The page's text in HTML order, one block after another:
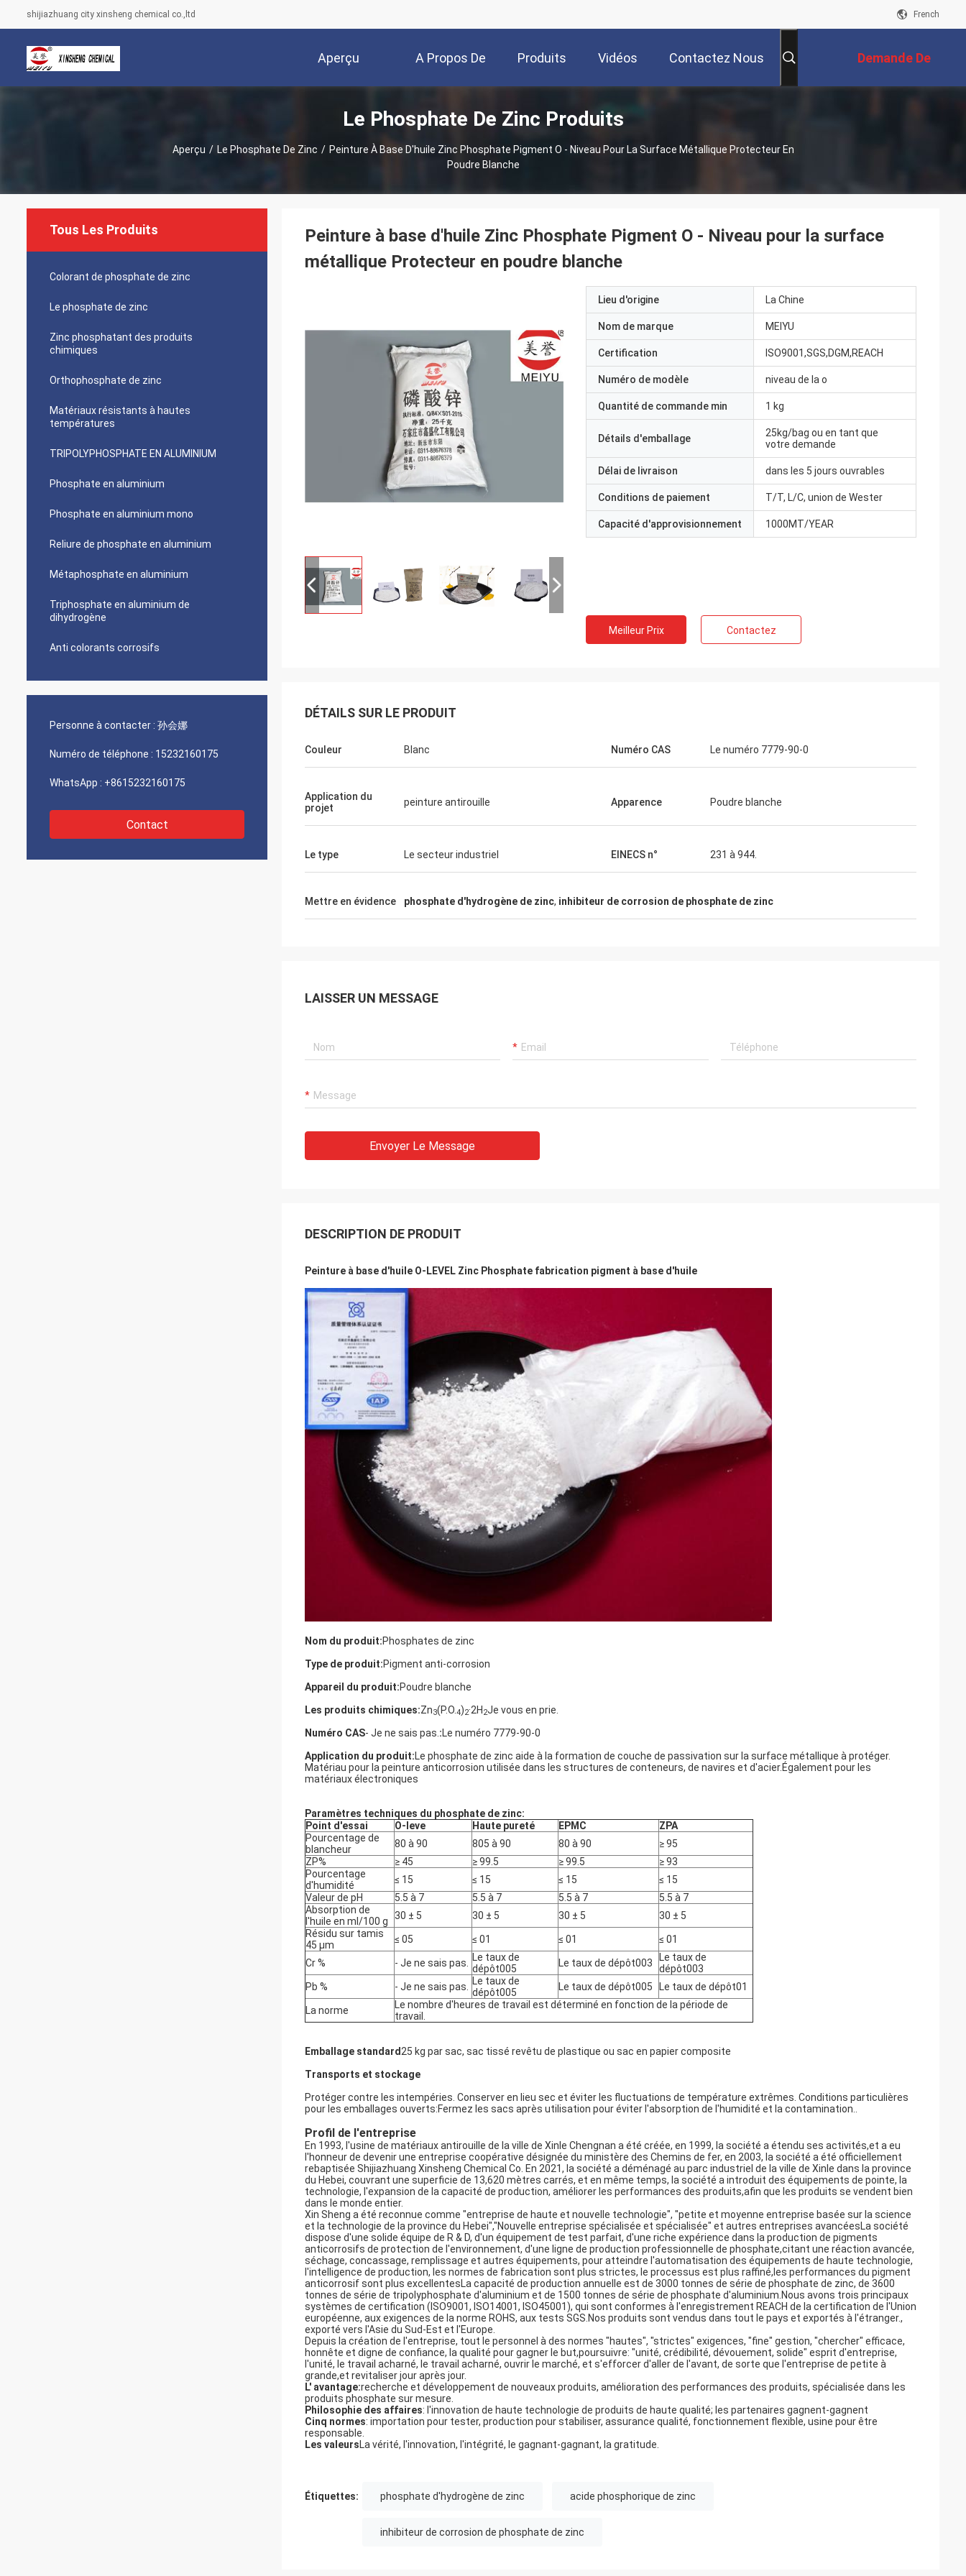
shijiazhuang city xinsheng chemical co.,ltd French
Aperçu A Propos De
Nous
Produits Vidéos Contactez Nous Demande De
Soumission
Le Phosphate De Zinc Produits
Aperçu / Le Phosphate De Zinc / Peinture À Base D'huile Zinc Phosphate Pigment O - Niveau Pour La Surface Métallique Protecteur En
Poudre Blanche
Tous Les Produits
Colorant de phosphate de zinc
Le phosphate de zinc
Zinc phosphatant des produits
chimiques
Orthophosphate de zinc
Matériaux résistants à hautes
températures
TRIPOLYPHOSPHATE EN ALUMINIUM
Phosphate en aluminium
Phosphate en aluminium mono
Reliure de phosphate en aluminium
Métaphosphate en aluminium
Triphosphate en aluminium de
dihydrogène
Anti colorants corrosifs
Personne à contacter : 孙会娜
Numéro de téléphone : 15232160175
WhatsApp : +8615232160175
Contact
Peinture à base d'huile Zinc Phosphate Pigment O - Niveau pour la surface
métallique Protecteur en poudre blanche
Lieu d'origine La Chine
Nom de marque MEIYU
Certification ISO9001,SGS,DGM,REACH
Numéro de modèle niveau de la o
Quantité de commande min 1 kg
Détails d'emballage
25kg/bag ou en tant que
votre demande
Délai de livraison dans les 5 jours ouvrables
Conditions de paiement T/T, L/C, union de Wester
Capacité d'approvisionnement 1000MT/YEAR
Meilleur Prix Contactez
DÉTAILS SUR LE PRODUIT
Couleur Blanc Numéro CAS Le numéro 7779-90-0
Application du
projet
peinture antirouille Apparence Poudre blanche
Le type Le secteur industriel EINECS n° 231 à 944.
Mettre en évidence phosphate d'hydrogène de zinc, inhibiteur de corrosion de phosphate de zinc
LAISSER UN MESSAGE
Envoyer Le Message
DESCRIPTION DE PRODUIT
Peinture à base d'huile O-LEVEL Zinc Phosphate fabrication pigment à base d'huile
Nom du produit:Phosphates de zinc
Type de produit:Pigment anti-corrosion
Appareil du produit:Poudre blanche
Les produits chimiques:Zn3(P.O. 4)2·2H2Je vous en prie.
Numéro CAS- Je ne sais pas. :Le numéro 7779-90-0
Application du produit:Le phosphate de zinc aide à la formation de couche de passivation sur la surface métallique à protéger.
Matériau pour la peinture anticorrosion utilisée dans les structures de conteneurs, de navires et d'acier.Également pour les
matériaux électroniques
Paramètres techniques du phosphate de zinc:
Point d'essai
O-leve Haute pureté EPMC
ZPA
Pourcentage de
blancheur
80 à 90 805 à 90 80 à 90
≥ 95
ZP%
≥ 45 ≥ 99.5 ≥ 99.5
≥ 93
Pourcentage
d'humidité
≤ 15 ≤ 15 ≤ 15
≤ 15
Valeur de pH
5.5 à 7 5.5 à 7 5.5 à 7
5.5 à 7
Absorption de
l'huile en ml/100 g
30 ± 5 30 ± 5 30 ± 5
30 ± 5
Résidu sur tamis
45 μm
≤ 05 ≤ 01 ≤ 01 ≤ 01
Cr % - Je ne sais pas. Le taux de
dépôt005
Le taux de dépôt003
Le taux de
dépôt003
Pb %
- Je ne sais pas. Le taux de
dépôt005
Le taux de dépôt005 Le taux de dépôt01
La norme
Le nombre d'heures de travail est déterminé en fonction de la période de
travail.
Emballage standard25 kg par sac, sac tissé revêtu de plastique ou sac en papier composite
Transports et stockage
Protéger contre les intempéries. Conserver en lieu sec et éviter les fluctuations de température extrêmes. Conditions particulières
pour les emballages ouverts:Fermez les sacs après utilisation pour éviter l'absorption de l'humidité et la contamination..
Profil de l'entreprise
En 1993, l'usine de matériaux antirouille de la ville de Xinle Chengnan a été créée, en 1999, la société a étendu ses activités,et a eu
l'honneur de devenir une entreprise coopérative désignée du ministère des Chemins de fer, en 2003, la société a été officiellement
rebaptisée Shijiazhuang Xinsheng Chemical Co. En 2021, la société a déménagé au parc industriel de la ville de Xinle dans la province
du Hebei, couvrant une superficie de 13,620 mètres carrés, et en même temps, la société a introduit des équipements de pointe, la
technologie, l'expansion de la capacité de production, améliorer les performances des produits,afin que les produits se vendent bien
dans le monde entier.
Xin Sheng a été reconnue comme "entreprise de haute et nouvelle technologie", "petite et moyenne entreprise basée sur la science
et la technologie de la province du Hebei","Nouvelle entreprise spécialisée et spécialisée" et autres entreprises avancéesLa société
dispose d'une solide équipe de R & D, d'un équipement de test parfait, d'une riche expérience dans la production de pigments
anticorrosifs de protection de l'environnement, d'une ligne de production professionnelle de phosphate,citant une réaction avancée,
séchage, concassage, remplissage et autres équipements, pour atteindre l'automatisation des équipements de haute technologie,
l'intelligence de production, les normes de fabrication sont plus strictes, le processus est plus raffiné,les performances du pigment
anticorrosif sont plus excellentesLa capacité de production annuelle est de 3000 tonnes de série de phosphate de zinc, de 3600
tonnes de série de tripolyphosphate d'aluminium et de 1500 tonnes de série de phosphate d'aluminium.Nous avons trois principaux
systèmes de certification (ISO9001, ISO14001, ISO45001), qui sont conformes à l'enregistrement REACH de la certification de l'Union
européenne, aux exigences de la norme ROHS, aux tests SGS.Nos produits sont vendus dans tout le pays et exportés à l'étranger.,
exporté vers l'Asie du Sud-Est et l'Europe.
Depuis la création de l'entreprise, tout le personnel à des normes "hautes", "strictes" exigences, "fine" gestion, "chercher" efficace,
honnête et digne de confiance, la qualité pour gagner le but,poursuivre: "unité, crédibilité, dévouement, solide" esprit d'entreprise,
l'unité, le travail acharné, le travail acharné, ouvrir le marché, et s'efforcer d'aller de l'avant, de sorte que l'entreprise de petite à
grande,et revitaliser jour après jour.
L' avantage:recherche et développement de nouveaux produits, amélioration des performances des produits, spécialisée dans les
produits phosphate sur mesure.
Philosophie des affaires: l'innovation de haute technologie de produits de haute qualité; les partenaires gagnent-gagnent
Cinq normes: importation pour tester, production pour stabiliser, assurance qualité, fonctionnement flexible, usine pour être
responsable.
Les valeursLa vérité, l'innovation, l'intégrité, le gagnant-gagnant, la gratitude.
Étiquettes: phosphate d'hydrogène de zinc acide phosphorique de zinc
inhibiteur de corrosion de phosphate de zinc